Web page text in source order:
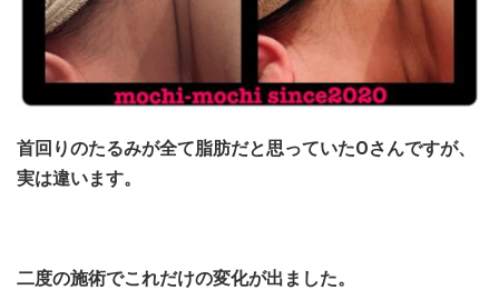
首回りのたるみが全て脂肪だと思っていたOさんですが、
実は違います。
二度の施術でこれだけの変化が出ました。